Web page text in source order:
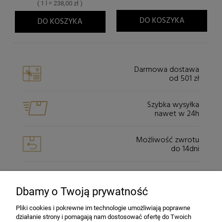
( 1 l = 238,00 zł )
DO KOSZYKA DO KOSZYKA
Darmowa dostawa
od 501 zł
Szybka wysyłka
nawet w 24h
Możliwość zwrotu
do 14dni
dzięki szyfrowaniu SSL
Dbamy o Twoją prywatność
Pliki cookies i pokrewne im technologie umożliwiają poprawne
działanie strony i pomagają nam dostosować ofertę do Twoich